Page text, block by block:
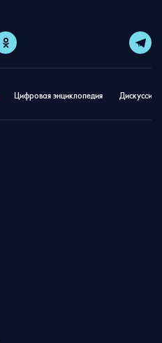
Цифровая энциклопедия